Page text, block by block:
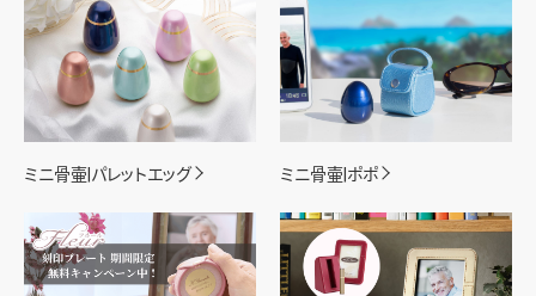
ミニ骨壷|パレットエッグ ミニ骨壷|ポポ